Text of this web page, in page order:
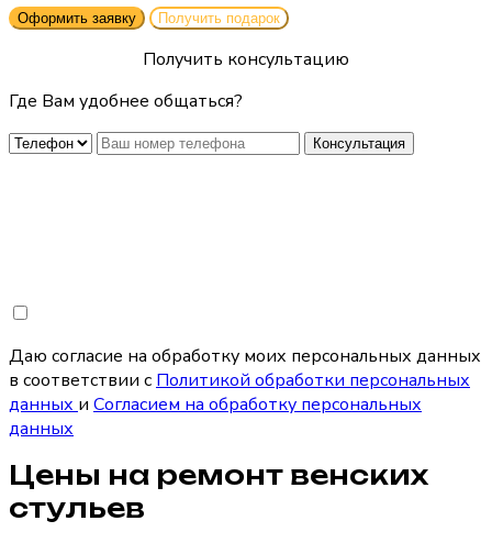
Оформить заявку Получить подарок
Получить консультацию
Где Вам удобнее общаться?
Консультация
Даю согласие на обработку моих персональных данных
в соответствии с Политикой обработки персональных
данных и Согласием на обработку персональных
данных
Цены на ремонт венских
стульев